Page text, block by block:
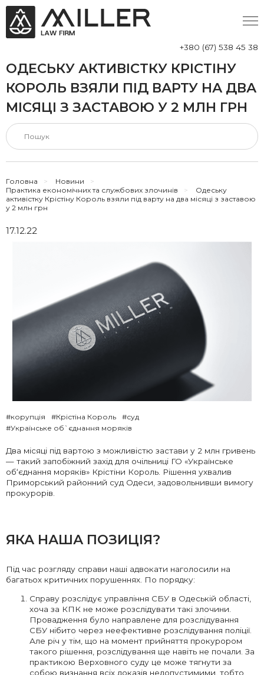
+380 (67) 538 45 38
ОДЕСЬКУ АКТИВІСТКУ КРІСТІНУ
КОРОЛЬ ВЗЯЛИ ПІД ВАРТУ НА ДВА
МІСЯЦІ З ЗАСТАВОЮ У 2 МЛН ГРН
Головна > Новини
>
Практика економічних та службових злочинів
>
Одеську
активістку Крістіну Король взяли під варту на два місяці з заставою
у 2 млн грн
17.12.22
#корупція #Крістіна Король
#суд
#Українське об`єднання моряків
Два місяці під вартою з можливістю застави у 2 млн гривень
— такий запобіжний захід для очільниці ГО «Українське
об‘єднання моряків» Крістіни Король. Рішення ухвалив
Приморський районний суд Одеси, задовольнивши вимогу
прокурорів.
ЯКА НАША ПОЗИЦІЯ?
Під час розгляду справи наші адвокати наголосили на
багатьох критичних порушеннях. По порядку:
Справу розслідує управління СБУ в Одеській області,
хоча за КПК не може розслідувати такі злочини.
Провадження було направлене для розслідування
СБУ нібито через неефективне розслідування поліції.
Але річ у тім, що на момент прийняття прокурором
такого рішення, розслідування ще навіть не почали. За
практикою Верховного суду це може тягнути за
собою визнання всіх доказів недопустимими, тобто